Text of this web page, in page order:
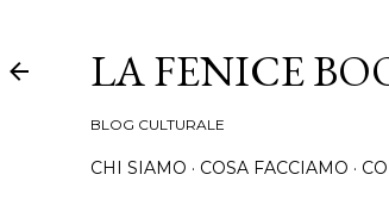
LA FENICE
BLOG CULTURALE
CHI SIAMO COSA FACCIAMO